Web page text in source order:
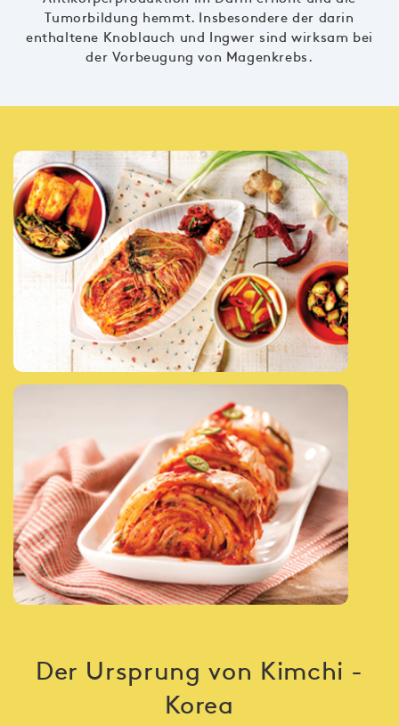
Tumorbildung hemmt. Insbesondere der darin
enthaltene Knoblauch und Ingwer sind wirksam bei
der Vorbeugung von Magenkrebs.
Der Ursprung von Kimchi -
Korea